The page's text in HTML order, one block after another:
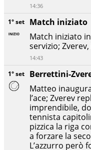
1° set
Berrettini-
Matteo
l’ace; Zverev
imprendibile,
tennista
pizzica la riga
a forzare la
L’azzurro però
1° set
Match iniziato
Match iniziato
servizio;
14:43
14:36